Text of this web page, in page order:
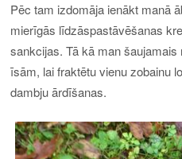
Pēc tam izdomāja ienākt manā
mierīgās līdzāspastāvēšanas
sankcijas. Tā kā man
īsām, lai fraktētu vienu zobainu
dambju ārdīšanas.